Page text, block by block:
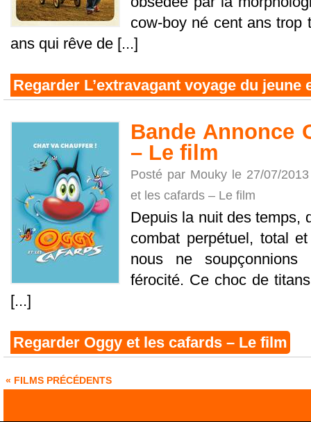
cow-boy né cent ans trop
ans qui rêve de [...]
Regarder L’extravagant voyage du jeune
Bande Annonce
– Le film
Posté par Mouky le 27/07/
et les cafards – Le film
Depuis la nuit des temps,
combat perpétuel, total
nous ne
férocité. Ce choc de
[...]
Regarder Oggy et les cafards – Le film
« FILMS PRÉCÉDENTS